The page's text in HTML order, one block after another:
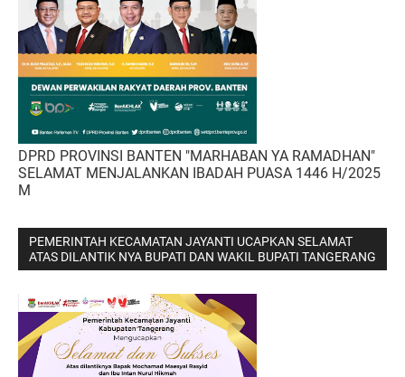
DPRD PROVINSI BANTEN "MARHABAN YA RAMADHAN"
SELAMAT MENJALANKAN IBADAH PUASA 1446 H/2025
M
PEMERINTAH KECAMATAN JAYANTI UCAPKAN SELAMAT
ATAS DILANTIK NYA BUPATI DAN WAKIL BUPATI TANGERANG